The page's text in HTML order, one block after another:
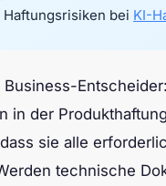
bei KI-
in der
sie alle
technische